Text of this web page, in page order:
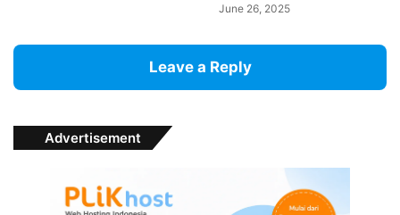
June 26, 2025
Leave a Reply
Advertisement